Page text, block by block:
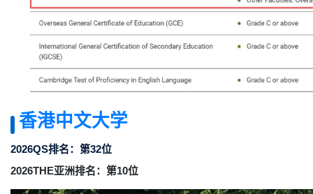
香港中文大学
2026QS排名：第32位
2026THE亚洲排名：第10位